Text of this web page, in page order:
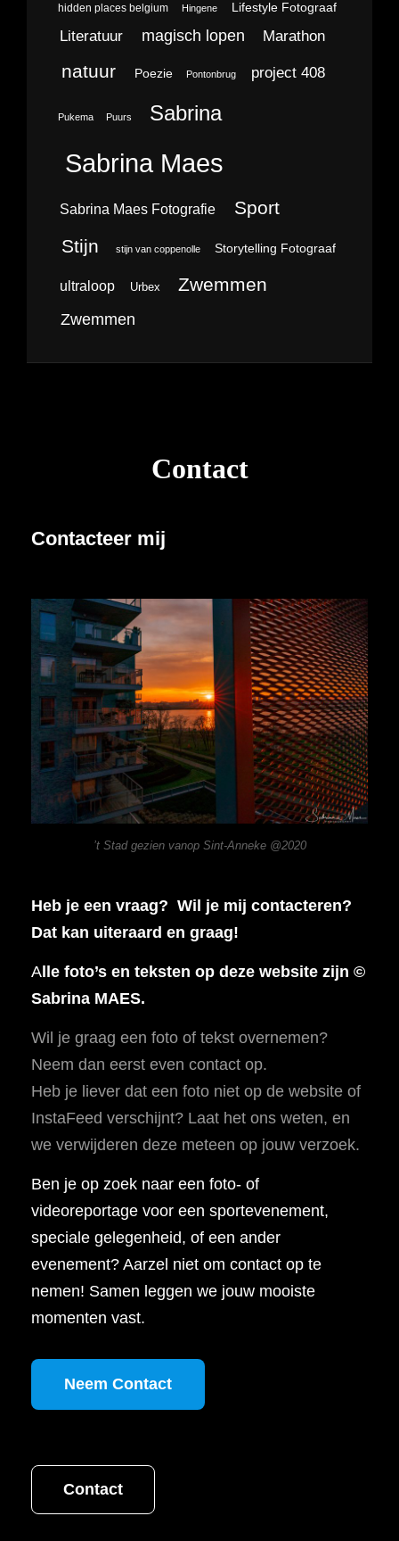
hidden places belgium Hingene Lifestyle Fotograaf
Literatuur magisch lopen Marathon
natuur Poezie Pontonbrug project 408
Pukema Puurs Sabrina
Sabrina Maes
Sabrina Maes Fotografie Sport
Stijn stijn van coppenolle Storytelling Fotograaf
ultraloop Urbex Zwemmen
Zwemmen
Contact
Contacteer mij
’t Stad gezien vanop Sint-Anneke @2020
Heb je een vraag? Wil je mij contacteren?
Dat kan uiteraard en graag!
Alle foto’s en teksten op deze website zijn ©
Sabrina MAES.
Wil je graag een foto of tekst overnemen?
Neem dan eerst even contact op.
Heb je liever dat een foto niet op de website of
InstaFeed verschijnt? Laat het ons weten, en
we verwijderen deze meteen op jouw verzoek.
Ben je op zoek naar een foto- of
videoreportage voor een sportevenement,
speciale gelegenheid, of een ander
evenement? Aarzel niet om contact op te
nemen! Samen leggen we jouw mooiste
momenten vast.
Neem Contact
Contact